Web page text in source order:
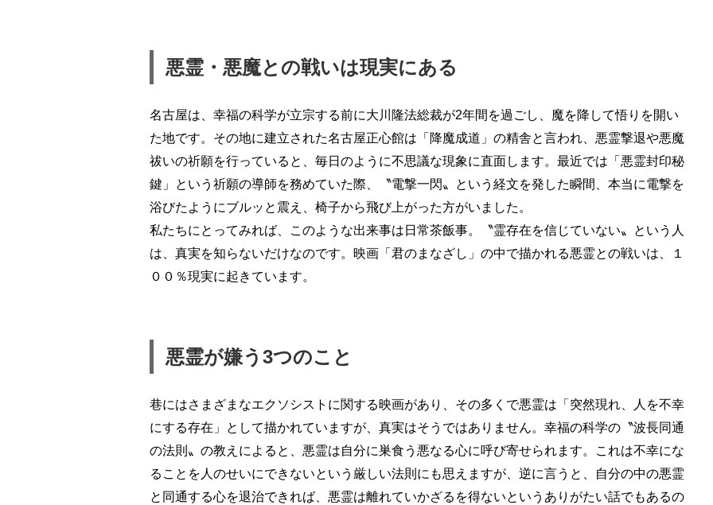
悪霊・悪魔との戦いは現実にある
名古屋は、幸福の科学が立宗する前に大川隆法総裁が2年間を過ごし、魔を降して悟りを開い
た地です。その地に建立された名古屋正心館は「降魔成道」の精舎と言われ、悪霊撃退や悪魔
祓いの祈願を行っていると、毎日のように不思議な現象に直面します。最近では「悪霊封印秘
鍵」という祈願の導師を務めていた際、〝電撃一閃〟という経文を発した瞬間、本当に電撃を
浴びたようにブルッと震え、椅子から飛び上がった方がいました。
私たちにとってみれば、このような出来事は日常茶飯事。〝霊存在を信じていない〟という人
は、真実を知らないだけなのです。映画「君のまなざし」の中で描かれる悪霊との戦いは、１
００％現実に起きています。
悪霊が嫌う3つのこと
巷にはさまざまなエクソシストに関する映画があり、その多くで悪霊は「突然現れ、人を不幸
にする存在」として描かれていますが、真実はそうではありません。幸福の科学の〝波長同通
の法則〟の教えによると、悪霊は自分に巣食う悪なる心に呼び寄せられます。これは不幸にな
ることを人のせいにできないという厳しい法則にも思えますが、逆に言うと、自分の中の悪霊
と同通する心を退治できれば、悪霊は離れていかざるを得ないというありがたい話でもあるの